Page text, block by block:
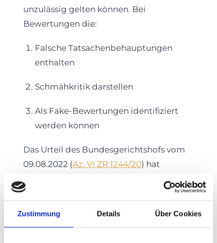
Zustimmung Details Über Cookies
unzulässig gelten können. Bei
Bewertungen die:
Falsche Tatsachenbehauptungen
enthalten
Schmähkritik darstellen
Als Fake-Bewertungen identifiziert
werden können
Das Urteil des Bundesgerichtshofs vom
09.08.2022 (Az. VI ZR 1244/20) hat
wichtige Klarstellungen zu Maßnahmen
gegen Internet-Bewertungen getroffen.
Demnach ist es grundsätzlich möglich,